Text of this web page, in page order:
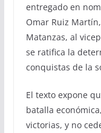
entregado en
Omar Ruiz
Matanzas, al
se ratifica la
conquistas de la
El texto expone
batalla
victorias, y no